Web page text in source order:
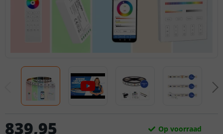
839,95
Op voorraad